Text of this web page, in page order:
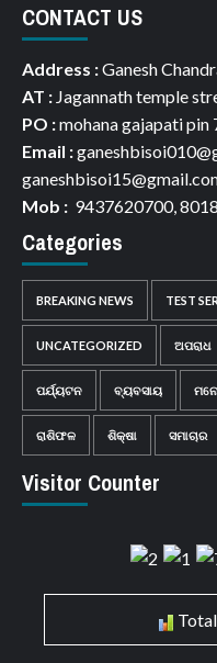
CONTACT US
Address :Ganesh
AT : Jagannath temple
PO :mohana gajapati pin
Email :
Mob : 9437620700,
Categories
BREAKING NEWS TEST
UNCATEGORIZED ଅପରାଧ
ପର୍ଯ୍ୟଟନ ବ୍ୟବସାୟ
ରାଶିଫଳ ଶିକ୍ଷା ସମାଚାର
Visitor Counter